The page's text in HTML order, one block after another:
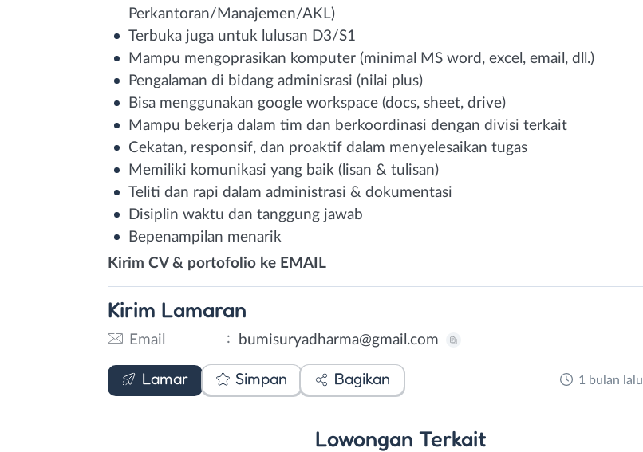
Perkantoran/Manajemen/AKL)
Terbuka juga untuk lulusan D3/S1
Mampu mengoprasikan komputer (minimal MS word, excel, email, dll.)
Pengalaman di bidang adminisrasi (nilai plus)
Bisa menggunakan google workspace (docs, sheet, drive)
Mampu bekerja dalam tim dan berkoordinasi dengan divisi terkait
Cekatan, responsif, dan proaktif dalam menyelesaikan tugas
Memiliki komunikasi yang baik (lisan & tulisan)
Teliti dan rapi dalam administrasi & dokumentasi
Disiplin waktu dan tanggung jawab
Bepenampilan menarik
Kirim CV & portofolio ke EMAIL
Kirim Lamaran
Email : bumisuryadharma@gmail.com
Lamar
Email
Simpan Bagikan 1 bulan lalu
Lowongan Terkait